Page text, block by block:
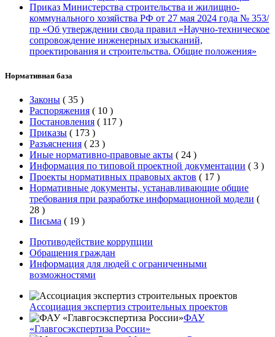
Приказ Министерства строительства и жилищно-
коммунального хозяйства РФ от 27 мая 2024 года № 353/
пр «Об утверждении свода правил «Научно-техническое
сопровождение инженерных изысканий,
проектирования и строительства. Общие положения»
Нормативная база
Законы ( 35 )
Распоряжения ( 10 )
Постановления ( 117 )
Приказы ( 173 )
Разъяснения ( 23 )
Иные нормативно-правовые акты ( 24 )
Информация по типовой проектной документации ( 3 )
Проекты нормативных правовых актов ( 17 )
Нормативные документы, устанавливающие общие
требования при разработке информационной модели (
28 )
Письма ( 19 )
Противодействие коррупции
Обращения граждан
Информация для людей с ограниченными
возможностями
Ассоциация экспертиз строительных проектов
ФАУ
«Главгосэкспертиза России»